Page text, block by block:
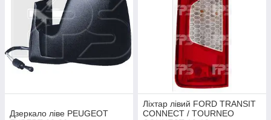
Дзеркало ліве PEUGEOT
Ліхтар лівий FORD TRANSIT
CONNECT / TOURNEO